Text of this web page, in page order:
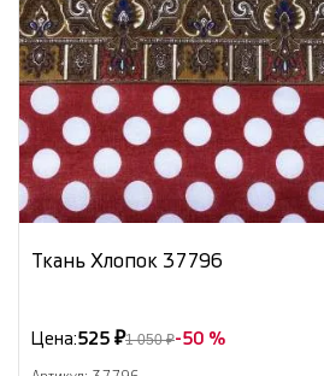
Ткань Хлопок 37796
Цена:525 ₽1 050 ₽-50 %